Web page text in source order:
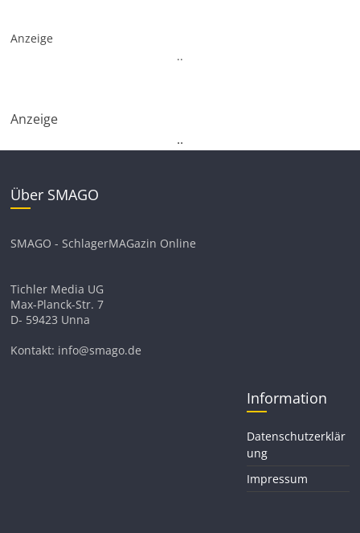
Anzeige
..
Anzeige
..
Über SMAGO
SMAGO - SchlagerMAGazin Online
Tichler Media UG
Max-Planck-Str. 7
D- 59423 Unna
Kontakt: info@smago.de
Information
Datenschutzerklär
ung
Impressum